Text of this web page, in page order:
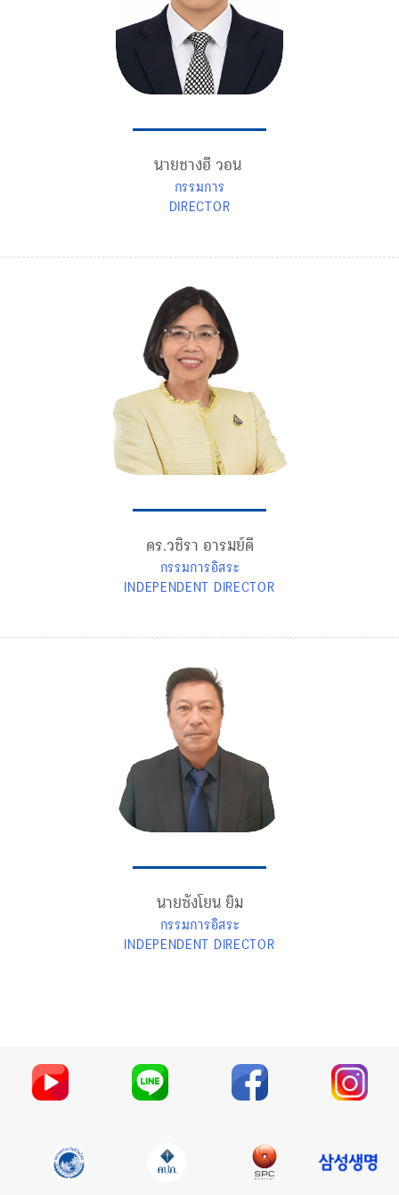
นายชางฮี วอน
กรรมการ
DIRECTOR
ดร.วชิรา อารมย์ดี
กรรมการอิสระ
INDEPENDENT DIRECTOR
นายซังโยน ยิม
กรรมการอิสระ
INDEPENDENT DIRECTOR